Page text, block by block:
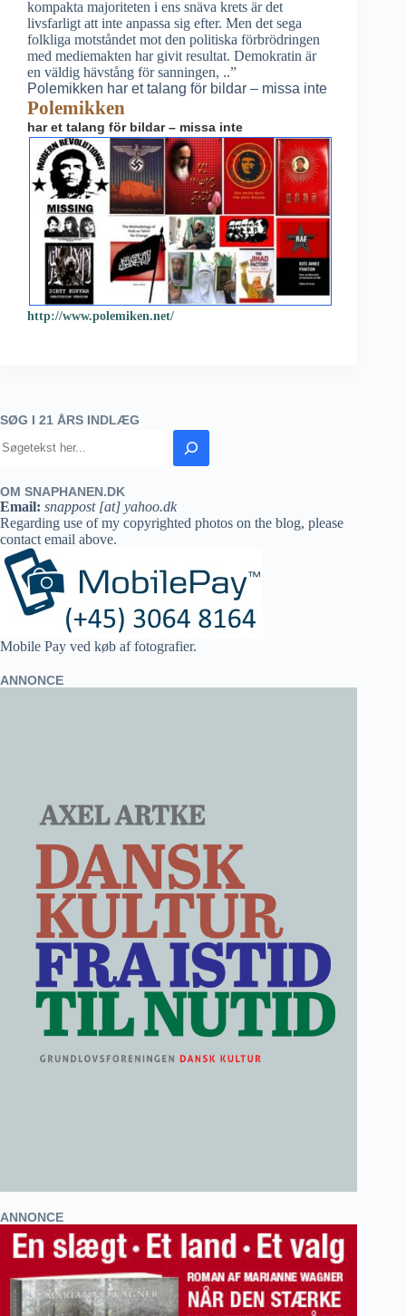
kompakta majoriteten i ens snäva krets är det
livsfarligt att inte anpassa sig efter. Men det sega
folkliga motståndet mot den politiska förbrödringen
med mediemakten har givit resultat. Demokratin är
en väldig hävstång för sanningen, ..”
Polemikken har et talang för bildar – missa inte
Polemikken
har et talang för bildar – missa inte
http://www.polemiken.net/
SØG I 21 ÅRS INDLÆG
OM SNAPHANEN.DK
Email: snappost [at] yahoo.dk
Regarding use of my copyrighted photos on the blog, please
contact email above.
Mobile Pay ved køb af fotografier.
ANNONCE
ANNONCE